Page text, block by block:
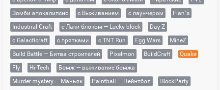
Зомби апокалипсис
с Выживанием с лаунчером
Flan`s
Industrial Craft
с Лаки блоком — Lucky block
Day Z
с Galacticraft
с прятками с TNT Run Egg Wars
MineZ
Build Battle — Битва строителей
Pixelmon BuildCraft
Quake
Fly
Hi-Tech
Бомж — выживание бомжа
Murder mystery — Маньяк
Paintball — Пейнтбол
BlockParty